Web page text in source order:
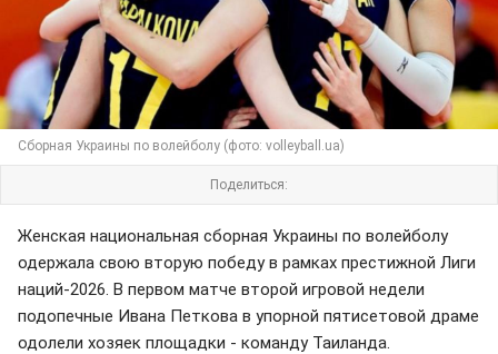
Сборная Украины по волейболу (фото: volleyball.ua)
Поделиться:
Женская национальная сборная Украины по волейболу
одержала свою вторую победу в рамках престижной Лиги
наций-2026. В первом матче второй игровой недели
подопечные Ивана Петкова в упорной пятисетовой драме
одолели хозяек площадки - команду Таиланда.